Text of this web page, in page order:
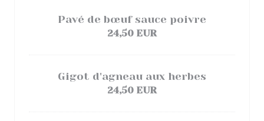
Pavé de bœuf sauce poivre
24,50 EUR
Gigot d'agneau aux herbes
24,50 EUR